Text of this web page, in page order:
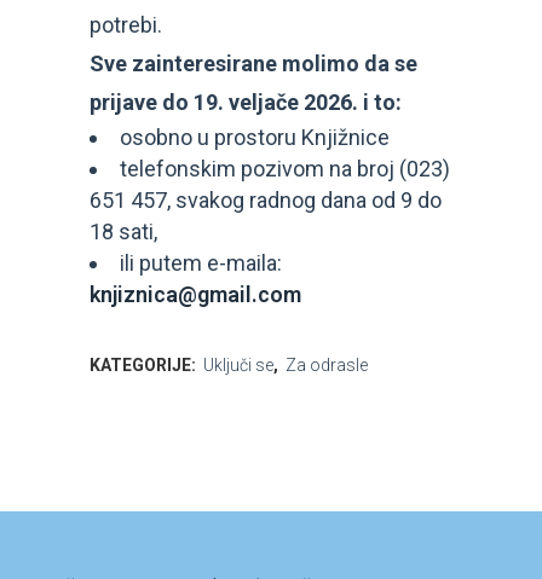
potrebi.
Sve zainteresirane molimo da se
prijave do 19. veljače 2026. i to:
osobno u prostoru Knjižnice
telefonskim pozivom na broj (023)
651 457, svakog radnog dana od 9 do
18 sati,
ili putem e-maila:
knjiznica@gmail.com
KATEGORIJE: Uključi se, Za odrasle